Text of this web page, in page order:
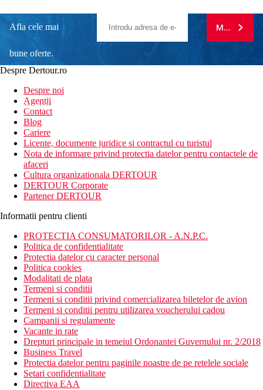
Afla cele mai
bune oferte.
newsletter!
MA
Despre Dertour.ro
Despre noi
Agentii
Contact
Blog
Cariere
Licente, documente juridice si contractul cu turistul
Nota de informare privind protectia datelor pentru contactele de
afaceri
Cultura organizationala DERTOUR
DERTOUR Corporate
Partener DERTOUR
Informatii pentru clienti
PROTECTIA CONSUMATORILOR - A.N.P.C.
Politica de confidentialitate
Protectia datelor cu caracter personal
Politica cookies
Modalitati de plata
Termeni si conditii
Termeni si conditii privind comercializarea biletelor de avion
Termeni si conditii pentru utilizarea voucherului cadou
Campanii si regulamente
Vacante in rate
Drepturi principale in temeiul Ordonantei Guvernului nr. 2/2018
Business Travel
Protectia datelor pentru paginile noastre de pe retelele sociale
Setari confidentialitate
Directiva EAA